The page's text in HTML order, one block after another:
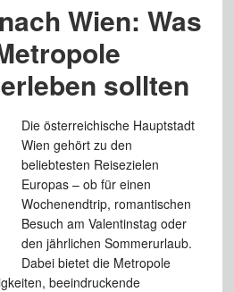
Wien: Was
sollten
Die österreichische Hauptstadt
Wien gehört zu den
beliebtesten Reisezielen
Europas – ob für einen
Wochenendtrip, romantischen
Besuch am Valentinstag oder
den jährlichen Sommerurlaub.
Dabei bietet die Metropole
beeindruckende